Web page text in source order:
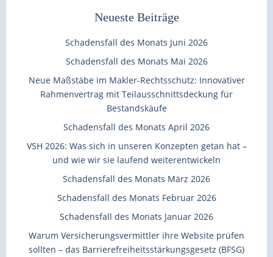
Neueste Beiträge
Schadensfall des Monats Juni 2026
Schadensfall des Monats Mai 2026
Neue Maßstäbe im Makler-Rechtsschutz: Innovativer
Rahmenvertrag mit Teilausschnittsdeckung für
Bestandskäufe
Schadensfall des Monats April 2026
VSH 2026: Was sich in unseren Konzepten getan hat –
und wie wir sie laufend weiterentwickeln
Schadensfall des Monats März 2026
Schadensfall des Monats Februar 2026
Schadensfall des Monats Januar 2026
Warum Versicherungsvermittler ihre Website prüfen
sollten – das Barrierefreiheitsstärkungsgesetz (BFSG)